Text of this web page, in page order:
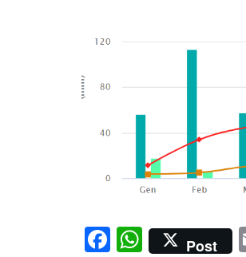
Facebook
Post